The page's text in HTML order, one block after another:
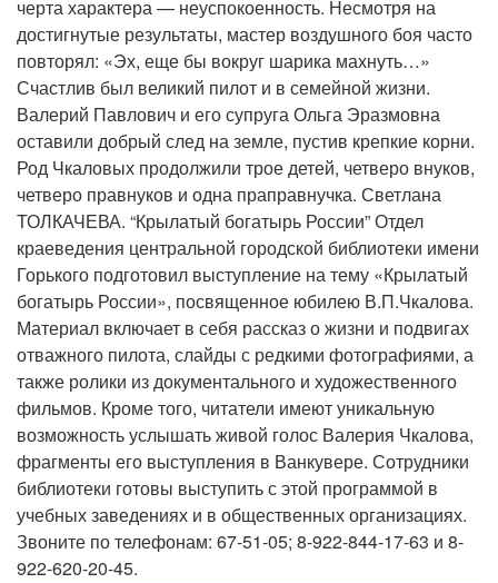
черта характера — неуспокоенность. Несмотря на
достигнутые результаты, мастер воздушного боя часто
повторял: «Эх, еще бы вокруг шарика махнуть…»
Счастлив был великий пилот и в семейной жизни.
Валерий Павлович и его супруга Ольга Эразмовна
оставили добрый след на земле, пустив крепкие корни.
Род Чкаловых продолжили трое детей, четверо внуков,
четверо правнуков и одна праправнучка. Светлана
ТОЛКАЧЕВА. “Крылатый богатырь России” Отдел
краеведения центральной городской библиотеки имени
Горького подготовил выступление на тему «Крылатый
богатырь России», посвященное юбилею В.П.Чкалова.
Материал включает в себя рассказ о жизни и подвигах
отважного пилота, слайды с редкими фотографиями, а
также ролики из документального и художественного
фильмов. Кроме того, читатели имеют уникальную
возможность услышать живой голос Валерия Чкалова,
фрагменты его выступления в Ванкувере. Сотрудники
библиотеки готовы выступить с этой программой в
учебных заведениях и в общественных организациях.
Звоните по телефонам: 67-51-05; 8-922-844-17-63 и 8-
922-620-20-45.